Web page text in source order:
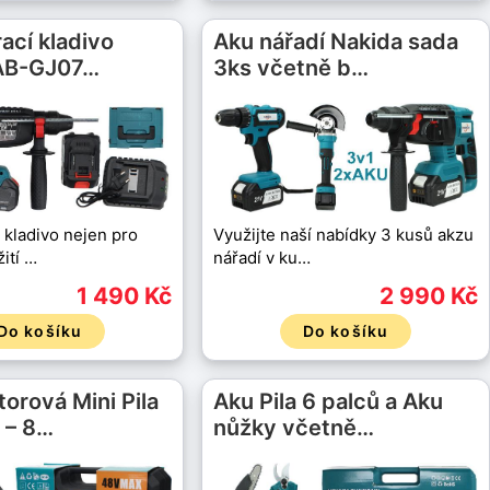
kladivo
GJ07…
kladivo nejen pro
…
1 490 Kč
košíku
Aku nářadí Nakida sada
3ks včetně b…
Využijte naší nabídky 3 kusů akzu
nářadí v ku…
2 990 Kč
Do košíku
Mini Pila
– 8…
Aku Pila 6 palců a Aku
nůžky včetně…